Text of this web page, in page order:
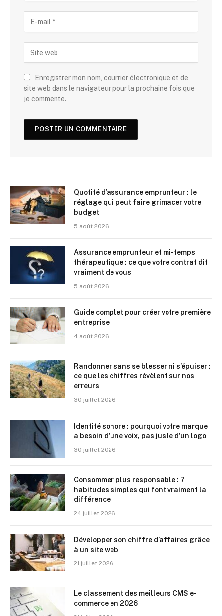
Enregistrer mon nom, courrier électronique et de
site web dans le navigateur pour la prochaine fois que
je commente.
Quotité d’assurance emprunteur : le
réglage qui peut faire grimacer votre
budget
5 août 2026
Assurance emprunteur et mi-temps
thérapeutique : ce que votre contrat dit
vraiment de vous
5 août 2026
Guide complet pour créer votre première
entreprise
4 août 2026
Randonner sans se blesser ni s’épuiser :
ce que les chiffres révèlent sur nos
erreurs
30 juillet 2026
Identité sonore : pourquoi votre marque
a besoin d’une voix, pas juste d’un logo
30 juillet 2026
Consommer plus responsable : 7
habitudes simples qui font vraiment la
différence
24 juillet 2026
Développer son chiffre d’affaires grâce
à un site web
21 juillet 2026
Le classement des meilleurs CMS e-
commerce en 2026